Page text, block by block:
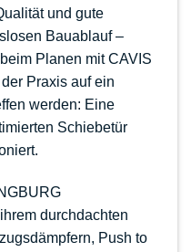
und gute
Bauablauf –
Planen mit CAVIS
Praxis auf ein
werden: Eine
Schiebetür
durchdachten
Push to